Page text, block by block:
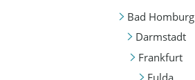
Bad Homburg
Darmstadt
Frankfurt